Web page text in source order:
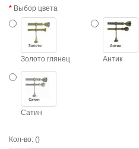
Выбор цвета
Золото глянец Антик
Сатин
Кол-во: ()